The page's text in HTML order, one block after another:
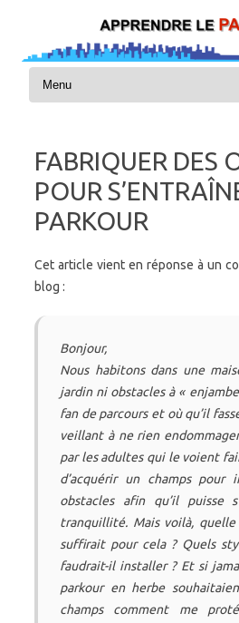
Skip
FABRIQUER DES
POUR
PARKOUR
Cet article vient en réponse à un
blog :
Bonjour,
Nous habitons dans une
jardin ni obstacles à «
fan de parcours et où qu’il
veillant à ne rien
par les adultes qui le voient
d’acquérir un champs pour
obstacles afin qu’il puisse
tranquillité. Mais voilà,
suffirait pour cela ? Quels
faudrait-il installer ? Et si
parkour en herbe
champs comment me